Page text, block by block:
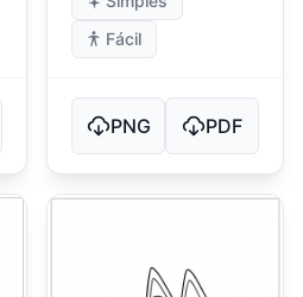
Fácil
PNG PDF